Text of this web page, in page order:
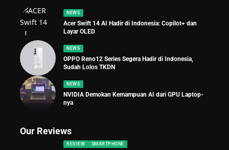
NEWS
Acer Swift 14 AI Hadir di Indonesia: Copilot+ dan
Layar OLED
NEWS
OPPO Reno12 Series Segera Hadir di Indonesia,
Sudah Lolos TKDN
NEWS
NVIDIA Demokan Kemampuan AI dari GPU Laptop-
nya
Our Reviews
REVIEW SMARTPHONE